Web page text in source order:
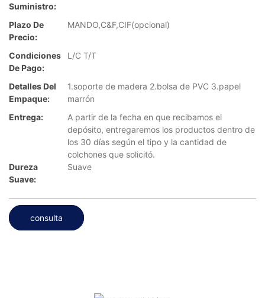
Suministro:
Plazo De
Precio:
MANDO,C&F,CIF(opcional)
Condiciones
De Pago:
L/C T/T
Detalles Del
Empaque:
1.soporte de madera 2.bolsa de PVC 3.papel
marrón
Entrega:
A partir de la fecha en que recibamos el
depósito, entregaremos los productos dentro de
los 30 días según el tipo y la cantidad de
colchones que solicitó.
Dureza
Suave:
Suave
consulta